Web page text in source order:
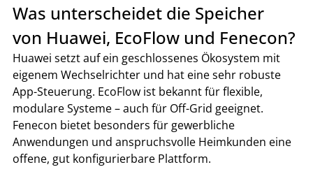
Was unterscheidet die Speicher
von Huawei, EcoFlow und Fenecon?
Huawei setzt auf ein geschlossenes Ökosystem mit
eigenem Wechselrichter und hat eine sehr robuste
App-Steuerung. EcoFlow ist bekannt für flexible,
modulare Systeme – auch für Off-Grid geeignet.
Fenecon bietet besonders für gewerbliche
Anwendungen und anspruchsvolle Heimkunden eine
offene, gut konfigurierbare Plattform.